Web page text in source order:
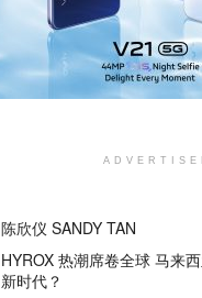
陈欣仪 SANDY TAN
HYROX 热潮席卷全球 马来
新时代？